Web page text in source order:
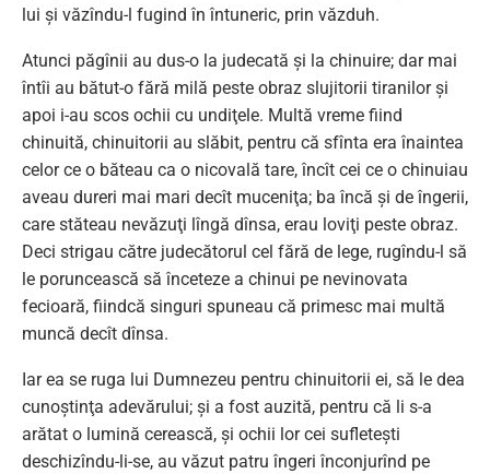
lui şi văzîndu-l fugind în întuneric, prin văzduh.
Atunci păgînii au dus-o la judecată şi la chinuire; dar mai
întîi au bătut-o fără milă peste obraz slujitorii tiranilor şi
apoi i-au scos ochii cu undiţele. Multă vreme fiind
chinuită, chinuitorii au slăbit, pentru că sfînta era înaintea
celor ce o băteau ca o nicovală tare, încît cei ce o chinuiau
aveau dureri mai mari decît muceniţa; ba încă şi de îngerii,
care stăteau nevăzuţi lîngă dînsa, erau loviţi peste obraz.
Deci strigau către judecătorul cel fără de lege, rugîndu-l să
le poruncească să înceteze a chinui pe nevinovata
fecioară, fiindcă singuri spuneau că primesc mai multă
muncă decît dînsa.
Iar ea se ruga lui Dumnezeu pentru chinuitorii ei, să le dea
cunoştinţa adevărului; şi a fost auzită, pentru că li s-a
arătat o lumină cerească, şi ochii lor cei sufleteşti
deschizîndu-li-se, au văzut patru îngeri înconjurînd pe